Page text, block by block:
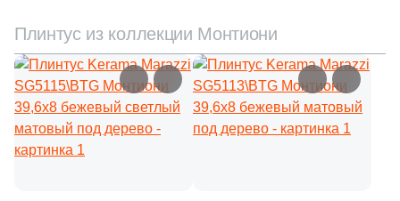
60x30 ( 29 )
60x34 (3)
60x12.5 (3)
60x14.5 (17
Плинтус из коллекции Монтиони